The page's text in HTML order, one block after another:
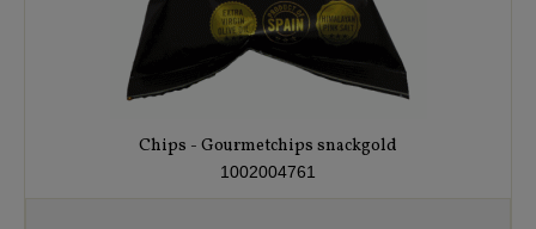
Chips - Gourmetchips snackgold
1002004761